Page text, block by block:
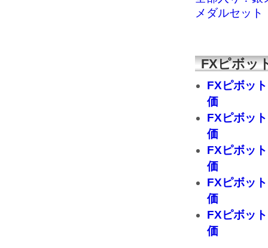
メダルセット
FXピボッ
FXピボッ
価
FXピボッ
価
FXピボッ
価
FXピボッ
価
FXピボッ
価